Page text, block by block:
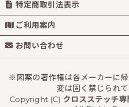
特定商取引法表示
ご利用案内
お問い合わせ
※図案の著作権は各メーカーに
変は固く禁じられて
Copyright (C) クロスステッチ